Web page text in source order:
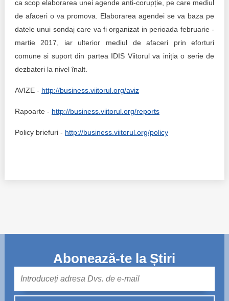
Achiziții publice
Achizițiile publice în vizorul societății civile
ca scop elaborarea unei agende anti-corupție, pe care mediul
de afaceri o va promova. Elaborarea agendei se va baza pe
datele unui sondaj care va fi organizat in perioada februarie -
martie 2017, iar ulterior mediul de afaceri prin eforturi
comune si suport din partea IDIS Viitorul va iniția o serie de
dezbateri la nivel înalt.
AVIZE - http://business.viitorul.org/aviz
Rapoarte - http://business.viitorul.org/reports
Policy briefuri - http://business.viitorul.org/policy
Abonează-te la Știri